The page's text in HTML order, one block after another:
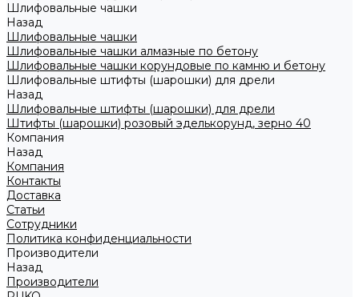
Шлифовальные чашки
Назад
Шлифовальные чашки
Шлифовальные чашки алмазные по бетону
Шлифовальные чашки корундовые по камню и бетону
Шлифовальные штифты (шарошки) для дрели
Назад
Шлифовальные штифты (шарошки) для дрели
Штифты (шарошки) розовый эделькорунд, зерно 40
Компания
Назад
Компания
Контакты
Доставка
Статьи
Сотрудники
Политика конфиденциальности
Производители
Назад
Производители